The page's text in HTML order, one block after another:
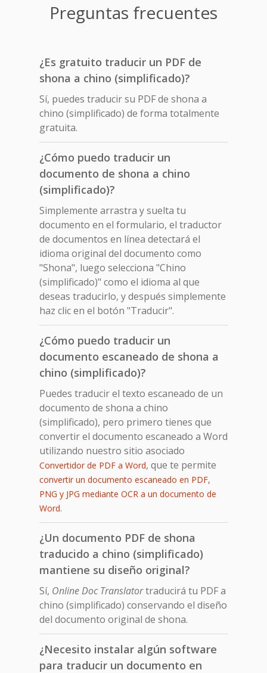
Preguntas frecuentes
¿Es gratuito traducir un PDF de
shona a chino (simplificado)?
Sí, puedes traducir su PDF de shona a
chino (simplificado) de forma totalmente
gratuita.
¿Cómo puedo traducir un
documento de shona a chino
(simplificado)?
Simplemente arrastra y suelta tu
documento en el formulario, el traductor
de documentos en línea detectará el
idioma original del documento como
"Shona", luego selecciona "Chino
(simplificado)" como el idioma al que
deseas traducirlo, y después simplemente
haz clic en el botón "Traducir".
¿Cómo puedo traducir un
documento escaneado de shona a
chino (simplificado)?
Puedes traducir el texto escaneado de un
documento de shona a chino
(simplificado), pero primero tienes que
convertir el documento escaneado a Word
utilizando nuestro sitio asociado
Convertidor de PDF a Word, que te permite
convertir un documento escaneado en PDF,
PNG y JPG mediante OCR a un documento de
Word.
¿Un documento PDF de shona
traducido a chino (simplificado)
mantiene su diseño original?
Sí, Online Doc Translatortraducirá tu PDF a
chino (simplificado) conservando el diseño
del documento original de shona.
¿Necesito instalar algún software
para traducir un documento en